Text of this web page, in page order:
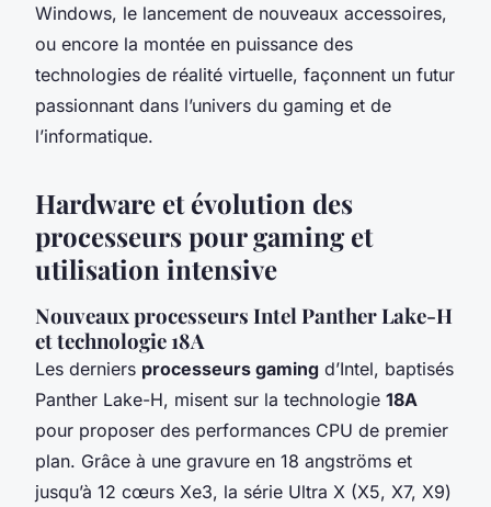
Windows, le lancement de nouveaux accessoires,
ou encore la montée en puissance des
technologies de réalité virtuelle, façonnent un futur
passionnant dans l’univers du gaming et de
l’informatique.
Hardware et évolution des
processeurs pour gaming et
utilisation intensive
Nouveaux processeurs Intel Panther Lake-H
et technologie 18A
Les derniers processeurs gaming d’Intel, baptisés
Panther Lake-H, misent sur la technologie 18A
pour proposer des performances CPU de premier
plan. Grâce à une gravure en 18 angströms et
jusqu’à 12 cœurs Xe3, la série Ultra X (X5, X7, X9)